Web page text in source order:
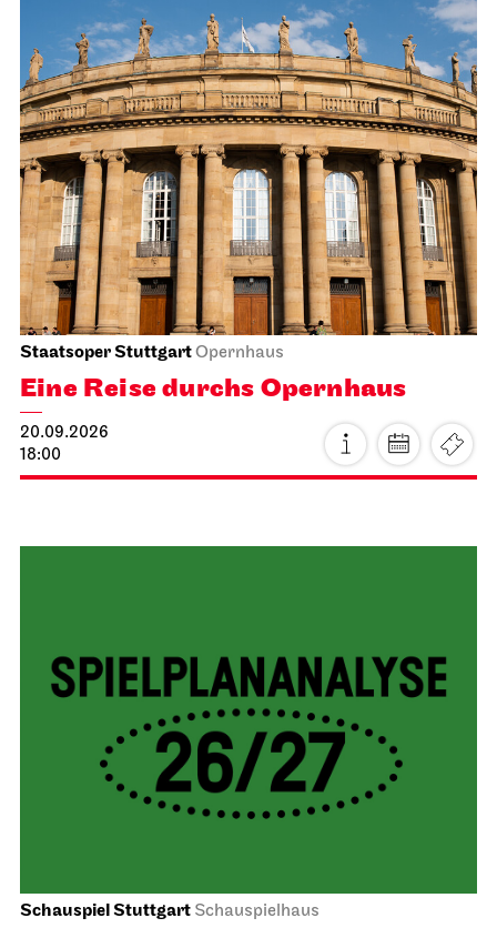
Staatsoper StuttgartOpernhaus
Eine Reise durchs Opernhaus
20.09.2026
18:00
Schauspiel Stuttgart Schauspielhaus